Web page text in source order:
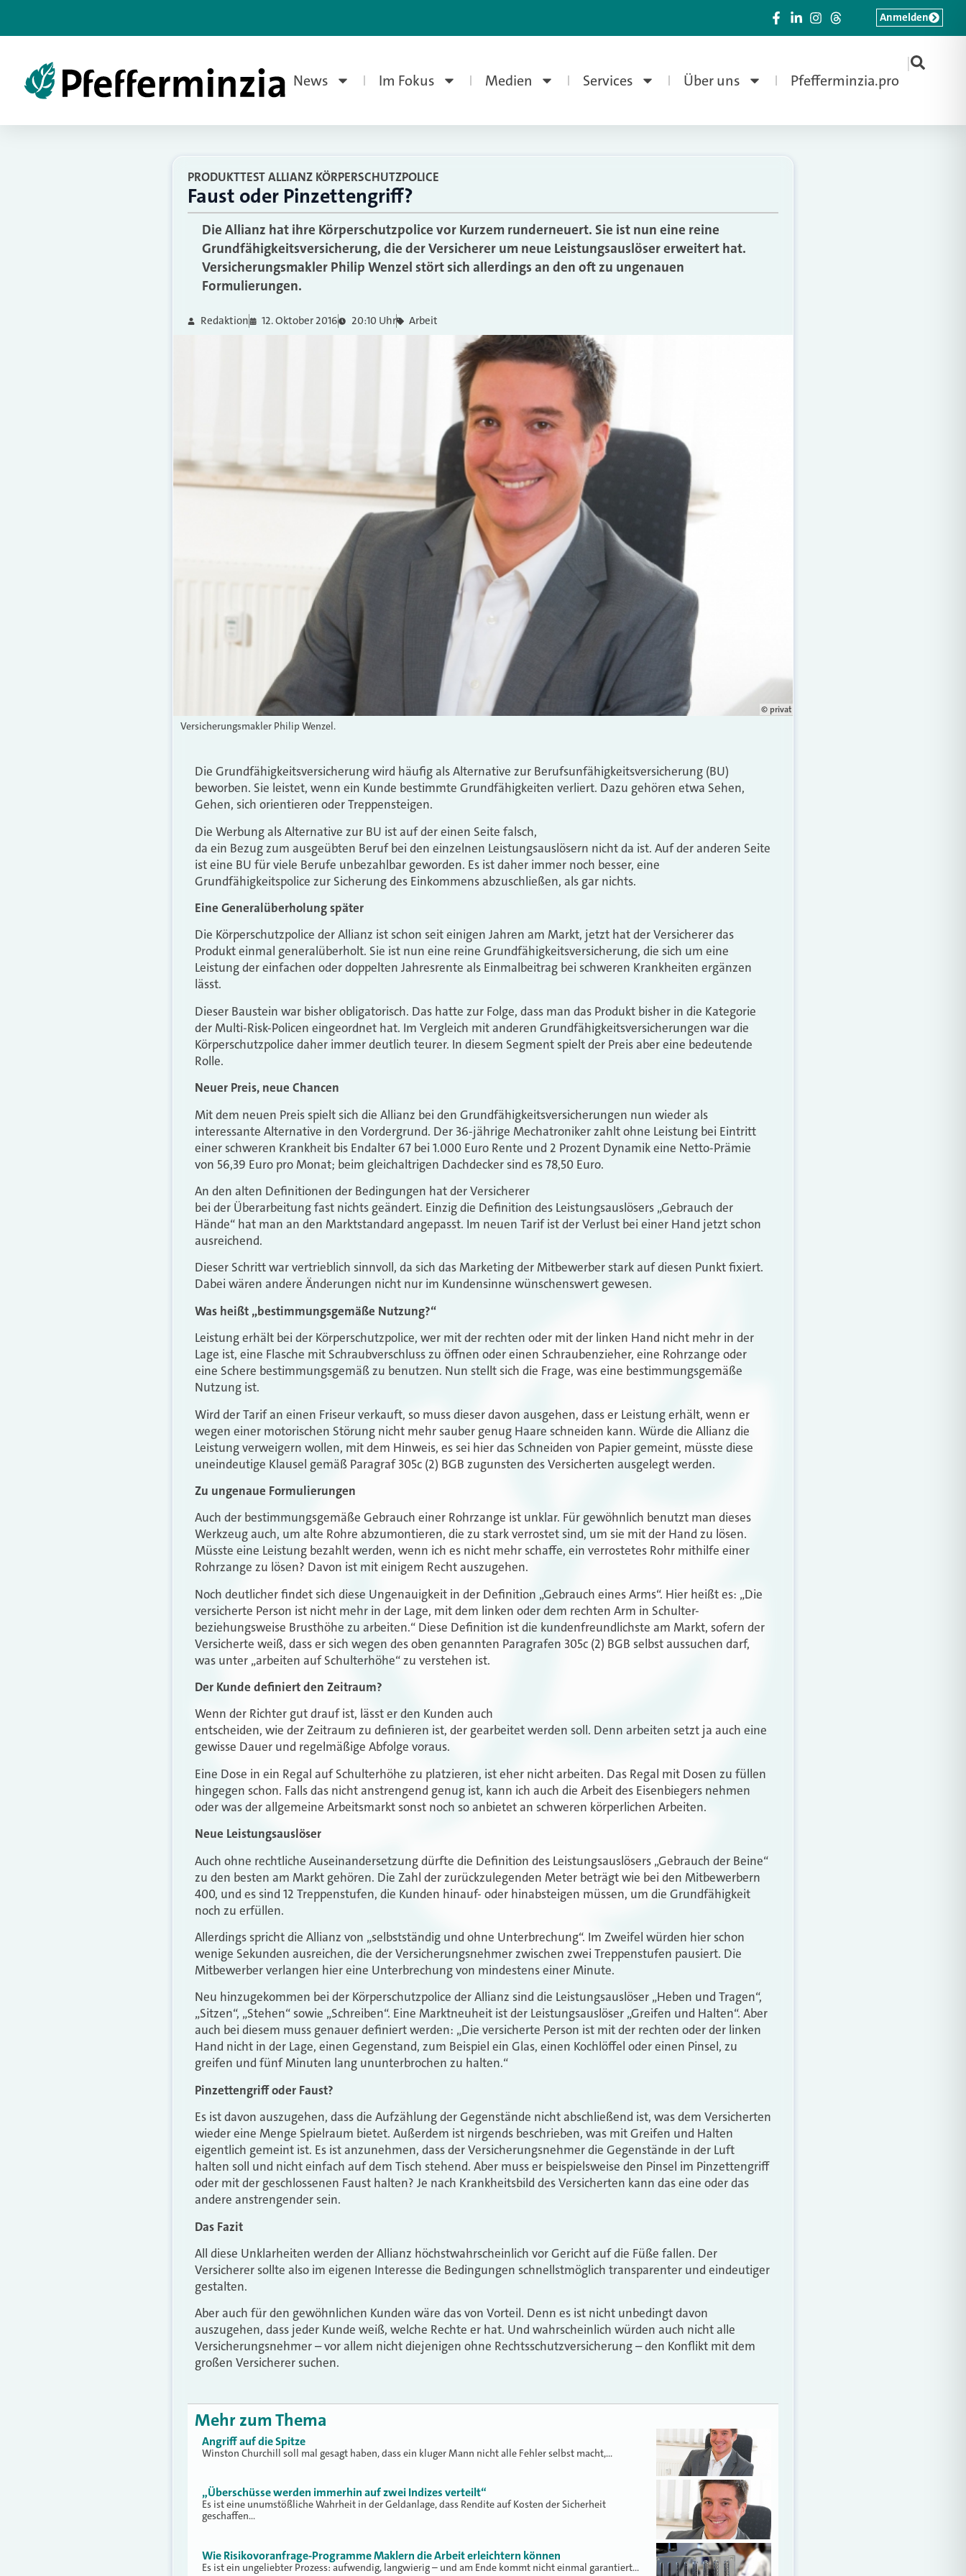
News Im Fokus Medien Services Über uns Pfefferminzia.pro
|
Anmelden
PRODUKTTEST ALLIANZ KÖRPERSCHUTZPOLICE
Faust oder Pinzettengriff?
Die Allianz hat ihre Körperschutzpolice vor Kurzem runderneuert. Sie ist nun eine reine
Grundfähigkeitsversicherung, die der Versicherer um neue Leistungsauslöser erweitert hat.
Versicherungsmakler Philip Wenzel stört sich allerdings an den oft zu ungenauen
Formulierungen.
Redaktion 12. Oktober 2016 20:10 Uhr Arbeit
© privat
Versicherungsmakler Philip Wenzel.
Die Grundfähigkeitsversicherung wird häufig als Alternative zur Berufsunfähigkeitsversicherung (BU)
beworben. Sie leistet, wenn ein Kunde bestimmte Grundfähigkeiten verliert. Dazu gehören etwa Sehen,
Gehen, sich orientieren oder Treppensteigen.
Die Werbung als Alternative zur BU ist auf der einen Seite falsch,
da ein Bezug zum ausgeübten Beruf bei den einzelnen Leistungsauslösern nicht da ist. Auf der anderen Seite
ist eine BU für viele Berufe unbezahlbar geworden. Es ist daher immer noch besser, eine
Grundfähigkeitspolice zur Sicherung des Einkommens abzuschließen, als gar nichts.
Eine Generalüberholung später
Die Körperschutzpolice der Allianz ist schon seit einigen Jahren am Markt, jetzt hat der Versicherer das
Produkt einmal generalüberholt. Sie ist nun eine reine Grundfähigkeitsversicherung, die sich um eine
Leistung der einfachen oder doppelten Jahresrente als Einmalbeitrag bei schweren Krankheiten ergänzen
lässt.
Dieser Baustein war bisher obligatorisch. Das hatte zur Folge, dass man das Produkt bisher in die Kategorie
der Multi-Risk-Policen eingeordnet hat. Im Vergleich mit anderen Grundfähigkeitsversicherungen war die
Körperschutzpolice daher immer deutlich teurer. In diesem Segment spielt der Preis aber eine bedeutende
Rolle.
Neuer Preis, neue Chancen
Mit dem neuen Preis spielt sich die Allianz bei den Grundfähigkeitsversicherungen nun wieder als
interessante Alternative in den Vordergrund. Der 36-jährige Mechatroniker zahlt ohne Leistung bei Eintritt
einer schweren Krankheit bis Endalter 67 bei 1.000 Euro Rente und 2 Prozent Dynamik eine Netto-Prämie
von 56,39 Euro pro Monat; beim gleichaltrigen Dachdecker sind es 78,50 Euro.
An den alten Definitionen der Bedingungen hat der Versicherer
bei der Überarbeitung fast nichts geändert. Einzig die Definition des Leistungsauslösers „Gebrauch der
Hände“ hat man an den Marktstandard angepasst. Im neuen Tarif ist der Verlust bei einer Hand jetzt schon
ausreichend.
Dieser Schritt war vertrieblich sinnvoll, da sich das Marketing der Mitbewerber stark auf diesen Punkt fixiert.
Dabei wären andere Änderungen nicht nur im Kundensinne wünschenswert gewesen.
Was heißt „bestimmungsgemäße Nutzung?“
Leistung erhält bei der Körperschutzpolice, wer mit der rechten oder mit der linken Hand nicht mehr in der
Lage ist, eine Flasche mit Schraubverschluss zu öffnen oder einen Schraubenzieher, eine Rohrzange oder
eine Schere bestimmungsgemäß zu benutzen. Nun stellt sich die Frage, was eine bestimmungsgemäße
Nutzung ist.
Wird der Tarif an einen Friseur verkauft, so muss dieser davon ausgehen, dass er Leistung erhält, wenn er
wegen einer motorischen Störung nicht mehr sauber genug Haare schneiden kann. Würde die Allianz die
Leistung verweigern wollen, mit dem Hinweis, es sei hier das Schneiden von Papier gemeint, müsste diese
uneindeutige Klausel gemäß Paragraf 305c (2) BGB zugunsten des Versicherten ausgelegt werden.
Zu ungenaue Formulierungen
Auch der bestimmungsgemäße Gebrauch einer Rohrzange ist unklar. Für gewöhnlich benutzt man dieses
Werkzeug auch, um alte Rohre abzumontieren, die zu stark verrostet sind, um sie mit der Hand zu lösen.
Müsste eine Leistung bezahlt werden, wenn ich es nicht mehr schaffe, ein verrostetes Rohr mithilfe einer
Rohrzange zu lösen? Davon ist mit einigem Recht auszugehen.
Noch deutlicher findet sich diese Ungenauigkeit in der Definition „Gebrauch eines Arms“. Hier heißt es: „Die
versicherte Person ist nicht mehr in der Lage, mit dem linken oder dem rechten Arm in Schulter-
beziehungsweise Brusthöhe zu arbeiten.“ Diese Definition ist die kundenfreundlichste am Markt, sofern der
Versicherte weiß, dass er sich wegen des oben genannten Paragrafen 305c (2) BGB selbst aussuchen darf,
was unter „arbeiten auf Schulterhöhe“ zu verstehen ist.
Der Kunde definiert den Zeitraum?
Wenn der Richter gut drauf ist, lässt er den Kunden auch
entscheiden, wie der Zeitraum zu definieren ist, der gearbeitet werden soll. Denn arbeiten setzt ja auch eine
gewisse Dauer und regelmäßige Abfolge voraus.
Eine Dose in ein Regal auf Schulterhöhe zu platzieren, ist eher nicht arbeiten. Das Regal mit Dosen zu füllen
hingegen schon. Falls das nicht anstrengend genug ist, kann ich auch die Arbeit des Eisenbiegers nehmen
oder was der allgemeine Arbeitsmarkt sonst noch so anbietet an schweren körperlichen Arbeiten.
Neue Leistungsauslöser
Auch ohne rechtliche Auseinandersetzung dürfte die Definition des Leistungsauslösers „Gebrauch der Beine“
zu den besten am Markt gehören. Die Zahl der zurückzulegenden Meter beträgt wie bei den Mitbewerbern
400, und es sind 12 Treppenstufen, die Kunden hinauf- oder hinabsteigen müssen, um die Grundfähigkeit
noch zu erfüllen.
Allerdings spricht die Allianz von „selbstständig und ohne Unterbrechung“. Im Zweifel würden hier schon
wenige Sekunden ausreichen, die der Versicherungsnehmer zwischen zwei Treppenstufen pausiert. Die
Mitbewerber verlangen hier eine Unterbrechung von mindestens einer Minute.
Neu hinzugekommen bei der Körperschutzpolice der Allianz sind die Leistungsauslöser „Heben und Tragen“,
„Sitzen“, „Stehen“ sowie „Schreiben“. Eine Marktneuheit ist der Leistungsauslöser „Greifen und Halten“. Aber
auch bei diesem muss genauer definiert werden: „Die versicherte Person ist mit der rechten oder der linken
Hand nicht in der Lage, einen Gegenstand, zum Beispiel ein Glas, einen Kochlöffel oder einen Pinsel, zu
greifen und fünf Minuten lang ununterbrochen zu halten.“
Pinzettengriff oder Faust?
Es ist davon auszugehen, dass die Aufzählung der Gegenstände nicht abschließend ist, was dem Versicherten
wieder eine Menge Spielraum bietet. Außerdem ist nirgends beschrieben, was mit Greifen und Halten
eigentlich gemeint ist. Es ist anzunehmen, dass der Versicherungsnehmer die Gegenstände in der Luft
halten soll und nicht einfach auf dem Tisch stehend. Aber muss er beispielsweise den Pinsel im Pinzettengriff
oder mit der geschlossenen Faust halten? Je nach Krankheitsbild des Versicherten kann das eine oder das
andere anstrengender sein.
Das Fazit
All diese Unklarheiten werden der Allianz höchstwahrscheinlich vor Gericht auf die Füße fallen. Der
Versicherer sollte also im eigenen Interesse die Bedingungen schnellstmöglich transparenter und eindeutiger
gestalten.
Aber auch für den gewöhnlichen Kunden wäre das von Vorteil. Denn es ist nicht unbedingt davon
auszugehen, dass jeder Kunde weiß, welche Rechte er hat. Und wahrscheinlich würden auch nicht alle
Versicherungsnehmer – vor allem nicht diejenigen ohne Rechtsschutzversicherung – den Konflikt mit dem
großen Versicherer suchen.
Mehr zum Thema
Angriff auf die Spitze
Winston Churchill soll mal gesagt haben, dass ein kluger Mann nicht alle Fehler selbst macht,…
„Überschüsse werden immerhin auf zwei Indizes verteilt“
Es ist eine unumstößliche Wahrheit in der Geldanlage, dass Rendite auf Kosten der Sicherheit
geschaffen…
Wie Risikovoranfrage-Programme Maklern die Arbeit erleichtern können
Es ist ein ungeliebter Prozess: aufwendig, langwierig – und am Ende kommt nicht einmal garantiert…